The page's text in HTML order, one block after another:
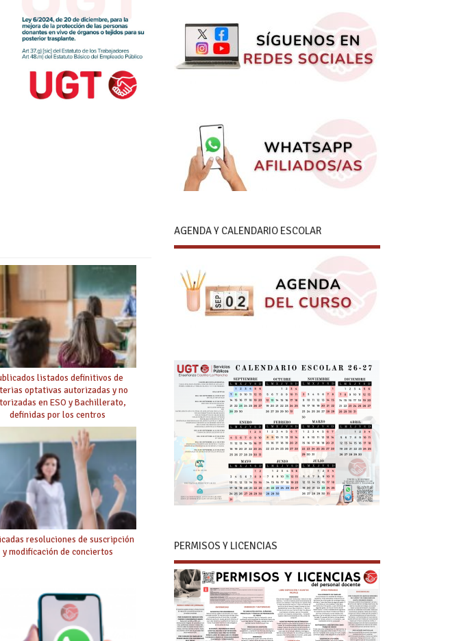
listados definitivos de
optativas autorizadas y no
en ESO y Bachillerato,
definidas por los centros
resoluciones de suscripción
y modificación de conciertos
AGENDA Y CALENDARIO ESCOLAR
PERMISOS Y LICENCIAS